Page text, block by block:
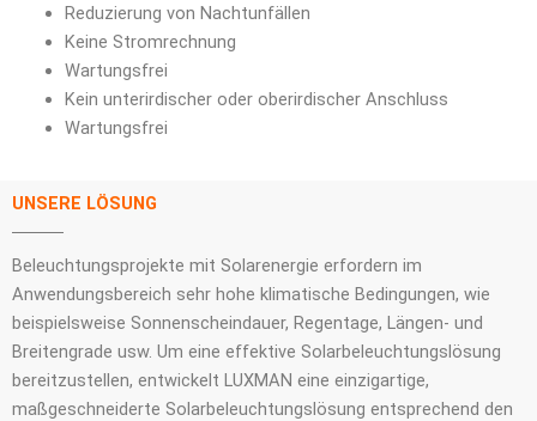
Reduzierung von Nachtunfällen
Keine Stromrechnung
Wartungsfrei
Kein unterirdischer oder oberirdischer Anschluss
Wartungsfrei
UNSERE LÖSUNG
Beleuchtungsprojekte mit Solarenergie erfordern im
Anwendungsbereich sehr hohe klimatische Bedingungen, wie
beispielsweise Sonnenscheindauer, Regentage, Längen- und
Breitengrade usw. Um eine effektive Solarbeleuchtungslösung
bereitzustellen, entwickelt LUXMAN eine einzigartige,
maßgeschneiderte Solarbeleuchtungslösung entsprechend den